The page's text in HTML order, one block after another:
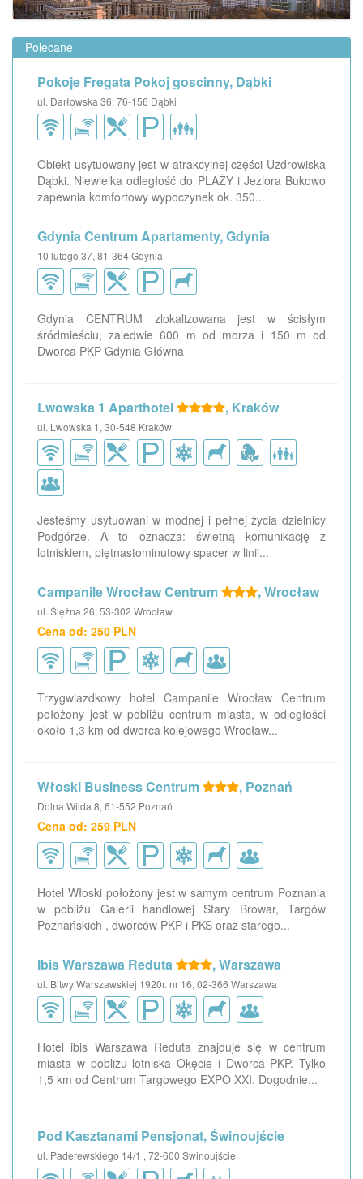
Polecane
Pokoje Fregata Pokoj goscinny, Dąbki
ul. Darłowska 36, 76-156 Dąbki
Obiekt usytuowany jest w atrakcyjnej części Uzdrowiska
Dąbki. Niewielka odległość do PLAŻY i Jeziora Bukowo
zapewnia komfortowy wypoczynek ok. 350...
Gdynia Centrum Apartamenty, Gdynia
10 lutego 37, 81-364 Gdynia
Gdynia CENTRUM zlokalizowana jest w ścisłym
śródmieściu, zaledwie 600 m od morza i 150 m od
Dworca PKP Gdynia Główna
Lwowska 1 Aparthotel , Kraków
ul. Lwowska 1, 30-548 Kraków
Jesteśmy usytuowani w modnej i pełnej życia dzielnicy
Podgórze. A to oznacza: świetną komunikację z
lotniskiem, piętnastominutowy spacer w linii...
Campanile Wrocław Centrum , Wrocław
ul. Ślężna 26, 53-302 Wrocław
Cena od: 250 PLN
Trzygwiazdkowy hotel Campanile Wrocław Centrum
położony jest w pobliżu centrum miasta, w odległości
około 1,3 km od dworca kolejowego Wrocław...
Włoski Business Centrum , Poznań
Dolna Wilda 8, 61-552 Poznań
Cena od: 259 PLN
Hotel Włoski położony jest w samym centrum Poznania
w pobliżu Galerii handlowej Stary Browar, Targów
Poznańskich , dworców PKP i PKS oraz starego...
Ibis Warszawa Reduta , Warszawa
ul. Bitwy Warszawskiej 1920r. nr 16, 02-366 Warszawa
Hotel ibis Warszawa Reduta znajduje się w centrum
miasta w pobliżu lotniska Okęcie i Dworca PKP. Tylko
1,5 km od Centrum Targowego EXPO XXI. Dogodnie...
Pod Kasztanami Pensjonat, Świnoujście
ul. Paderewskiego 14/1 , 72-600 Świnoujście